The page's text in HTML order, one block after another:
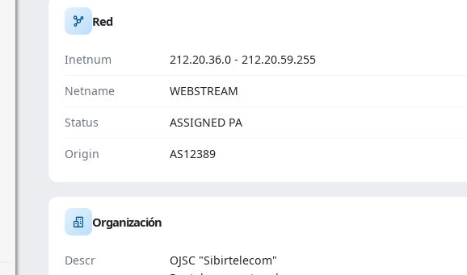
Red
Inetnum 212.20.36.0 - 212.20.59.255
Netname WEBSTREAM
Status ASSIGNED PA
Origin AS12389
Organización
Descr
OJSC "Sibirtelecom"